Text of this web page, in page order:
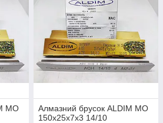
МО
Алмазний брусок ALDIM МО
150х25х7х3 14/10